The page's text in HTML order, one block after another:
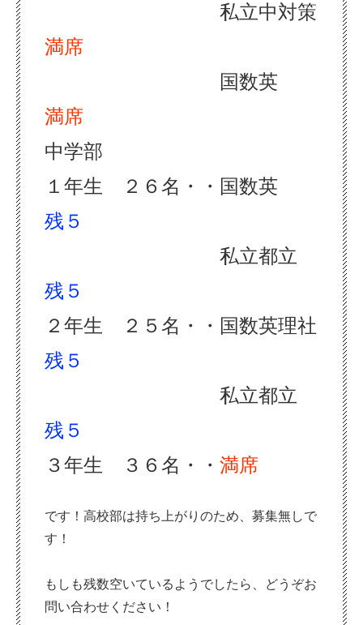
私立中対策
満席
国数英
満席
中学部
１年生 ２６名・・国数英
残５
私立都立
残５
２年生 ２５名・・国数英理社
残５
私立都立
残５
３年生 ３６名・・ 満席
です！高校部は持ち上がりのため、募集無しで
す！
もしも残数空いているようでしたら、どうぞお
問い合わせください！